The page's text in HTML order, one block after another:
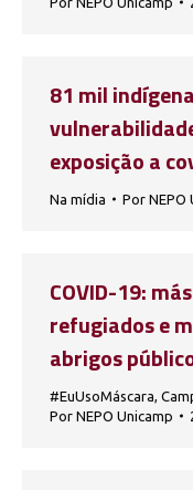
81 mil
exposição a
Na mídia Por NEPO
COVID-19:
refugiados e
abrigos
#EuUsoMáscara,
Por NEPO Unicamp